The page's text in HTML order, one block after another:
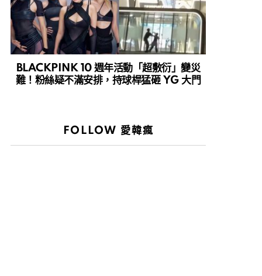
BLACKPINK 10 週年活動「超敷衍」變災
難！粉絲疑不滿安排，持球桿猛砸 YG 大門
FOLLOW 愛韓瘋